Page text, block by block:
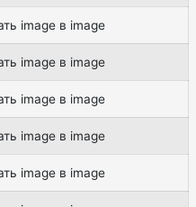
image в image
image в image
image в image
image в image
image в image